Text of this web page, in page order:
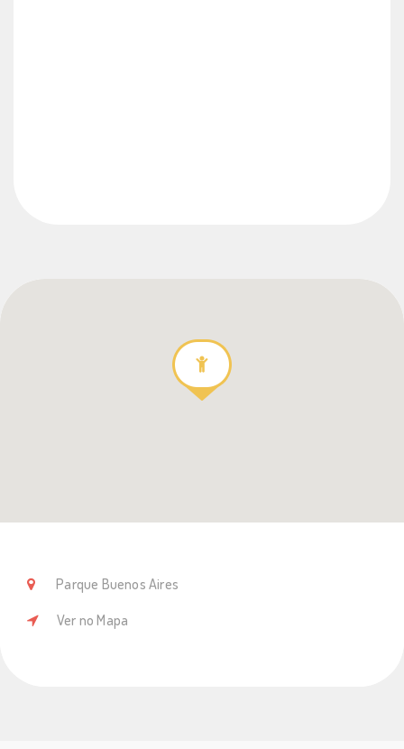
Parque Buenos Aires
Ver no Mapa